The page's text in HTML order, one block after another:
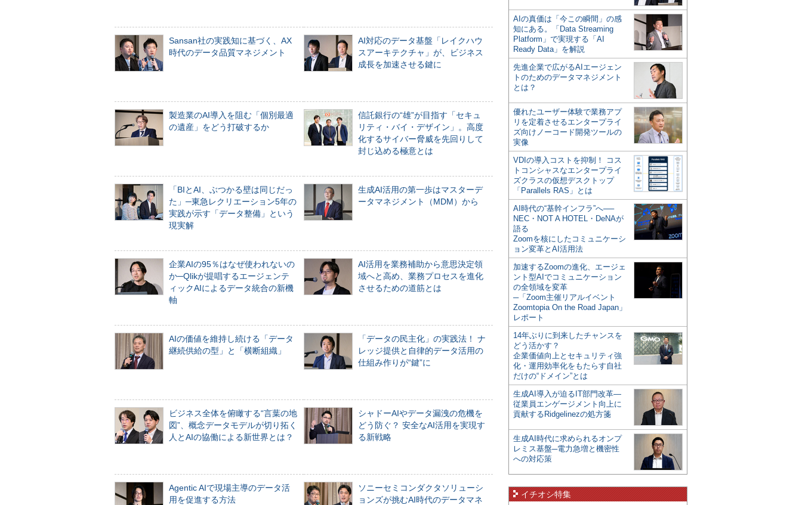
Sansan社の実践知に基づく、AX
時代のデータ品質マネジメント
AI対応のデータ基盤「レイクハウ
スアーキテクチャ」が、ビジネス
成長を加速させる鍵に
製造業のAI導入を阻む「個別最適
の遺産」をどう打破するか
信託銀行の“雄”が目指す「セキュ
リティ・バイ・デザイン」。高度
化するサイバー脅威を先回りして
封じ込める極意とは
「BIとAI、ぶつかる壁は同じだっ
た」─東急レクリエーション5年の
実践が示す「データ整備」という
現実解
生成AI活用の第一歩はマスターデ
ータマネジメント（MDM）から
企業AIの95％はなぜ使われないの
か─Qlikが提唱するエージェンテ
ィックAIによるデータ統合の新機
軸
AI活用を業務補助から意思決定領
域へと高め、業務プロセスを進化
させるための道筋とは
AIの価値を維持し続ける「データ
継続供給の型」と「横断組織」
「データの民主化」の実践法！ ナ
レッジ提供と自律的データ活用の
仕組み作りが“鍵”に
ビジネス全体を俯瞰する“言葉の地
図”、概念データモデルが切り拓く
人とAIの協働による新世界とは？
シャドーAIやデータ漏洩の危機を
どう防ぐ？ 安全なAI活用を実現す
る新戦略
Agentic AIで現場主導のデータ活
用を促進する方法
ソニーセミコンダクタソリューシ
ョンズが挑むAI時代のデータマネ
AIの真価は「今この瞬間」の感
知にある。「Data Streaming
Platform」で実現する「AI
Ready Data」を解説
先進企業で広がるAIエージェン
トのためのデータマネジメント
とは？
優れたユーザー体験で業務アプ
リを定着させるエンタープライ
ズ向けノーコード開発ツールの
実像
VDIの導入コストを抑制！ コス
トコンシャスなエンタープライ
ズクラスの仮想デスクトップ
「Parallels RAS」とは
AI時代の“基幹インフラ”へ──
NEC・NOT A HOTEL・DeNAが
語る
Zoomを核にしたコミュニケーシ
ョン変革とAI活用法
加速するZoomの進化、エージェ
ント型AIでコミュニケーション
の全領域を変革
─「Zoom主催リアルイベント
Zoomtopia On the Road Japan」
レポート
14年ぶりに到来したチャンスを
どう活かす？
企業価値向上とセキュリティ強
化・運用効率化をもたらす自社
だけの“ドメイン”とは
生成AI導入が迫るIT部門改革―
従業員エンゲージメント向上に
貢献するRidgelinezの処方箋
生成AI時代に求められるオンプ
レミス基盤─電力急増と機密性
への対応策
イチオシ特集